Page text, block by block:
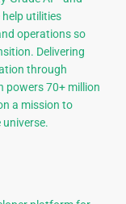
utilities
operations so
Delivering
through
powers 70+ million
a mission to
universe.